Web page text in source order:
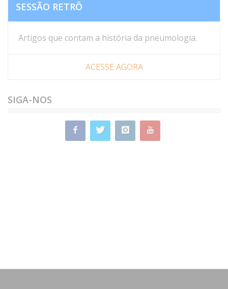
SESSÃO RETRÔ
Artigos que contam a história da pneumologia.
ACESSE AGORA
SIGA-NOS